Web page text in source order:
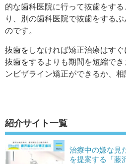
的な歯科医院に行って抜歯をす
り、別の歯科医院で抜歯をする
のです。
抜歯をしなければ矯正治療はすぐ
抜歯をするよりも期間を短縮で
ンビザライン矯正ができるか、相
紹介サイト一覧
治療中の嫌な見
を提案する「藤